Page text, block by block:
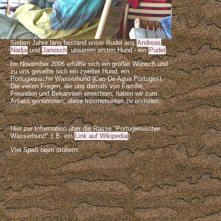
unserer Hunde
Sieben Jahre lang bestand unser Rudel ausAndreas,
NadjaundJanosch, unserem ersten Hund - ein Pudel .
Im November 2006 erfüllte sich ein großer Wunsch und
zu uns gesellte sich ein zweiter Hund, ein
Portugiesische Wasserhund (Cao De Agua Portuges).
Die vielen Fragen, die uns damals von Familie,
Freunden und Bekannten erreichten, haben wir zum
Anlass genommen, diese Internetseiten zu erstellen.
Hier zur Information über die Rasse "Portugiesischer
Wasserhund" z.B. ein Link auf Wikipedia).
Viel Spaß beim stöbern.